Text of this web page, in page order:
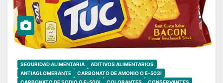
SEGURIDAD ALIMENTARIA
ADITIVOS ALIMENTARIOS
ANTIAGLOMERANTE
CARBONATO DE AMONIO O E-503I